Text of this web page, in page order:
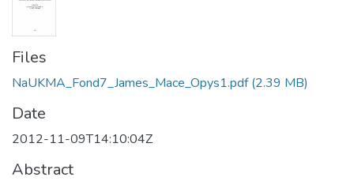
Files
NaUKMA_Fond7_James_Mace_Opys1.pdf(2.39 MB)
Date
2012-11-09T14:10:04Z
Abstract